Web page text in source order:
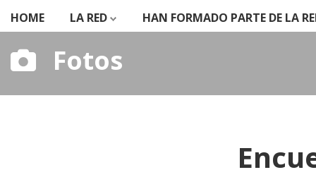
HOME LA RED HAN FORMADO PARTE DE LA
Fotos